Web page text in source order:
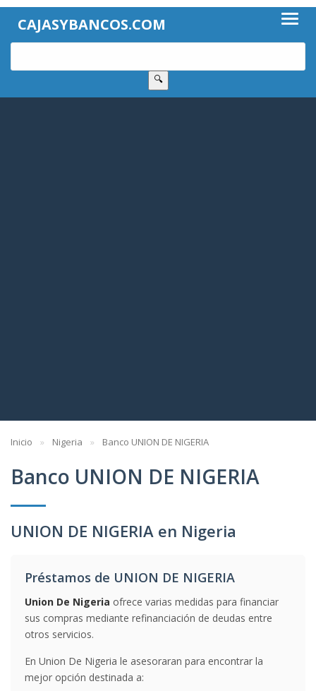
CAJASYBANCOS.COM
🔍
Inicio Nigeria Banco UNION DE NIGERIA
Banco UNION DE NIGERIA
UNION DE NIGERIA en Nigeria
Préstamos de UNION DE NIGERIA
Union De Nigeria ofrece varias medidas para financiar
sus compras mediante refinanciación de deudas entre
otros servicios.
En Union De Nigeria le asesoraran para encontrar la
mejor opción destinada a: